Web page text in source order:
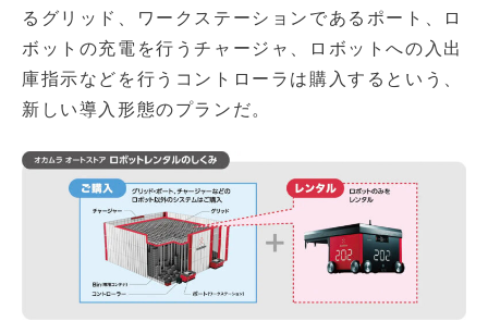
るグリッド、ワークステーションであるポート、ロ
ボットの充電を行うチャージャ、ロボットへの入出
庫指示などを行うコントローラは購入するという、
新しい導入形態のプランだ。